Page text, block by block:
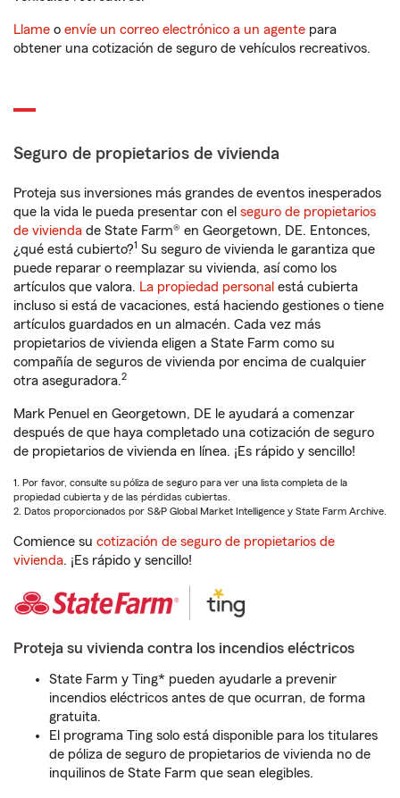
Llame o envíe un correo electrónico a un agente para
obtener una cotización de seguro de vehículos recreativos.
Seguro de propietarios de vivienda
Proteja sus inversiones más grandes de eventos inesperados
que la vida le pueda presentar con el seguro de propietarios
de vivienda de State Farm® en Georgetown, DE. Entonces,
¿qué está cubierto?1 Su seguro de vivienda le garantiza que
puede reparar o reemplazar su vivienda, así como los
artículos que valora. La propiedad personal está cubierta
incluso si está de vacaciones, está haciendo gestiones o tiene
artículos guardados en un almacén. Cada vez más
propietarios de vivienda eligen a State Farm como su
compañía de seguros de vivienda por encima de cualquier
otra aseguradora.2
Mark Penuel en Georgetown, DE le ayudará a comenzar
después de que haya completado una cotización de seguro
de propietarios de vivienda en línea. ¡Es rápido y sencillo!
1. Por favor, consulte su póliza de seguro para ver una lista completa de la
propiedad cubierta y de las pérdidas cubiertas.
2. Datos proporcionados por S&P Global Market Intelligence y State Farm Archive.
Comience su cotización de seguro de propietarios de
vivienda. ¡Es rápido y sencillo!
Proteja su vivienda contra los incendios eléctricos
State Farm y Ting* pueden ayudarle a prevenir
incendios eléctricos antes de que ocurran, de forma
gratuita.
El programa Ting solo está disponible para los titulares
de póliza de seguro de propietarios de vivienda no de
inquilinos de State Farm que sean elegibles.